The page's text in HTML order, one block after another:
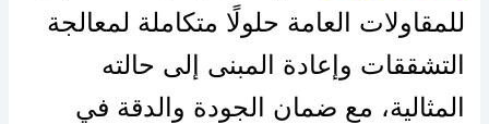
للمقاولات العامة حلولًا متكاملة لمعالجة
التشققات وإعادة المبنى إلى حالته
المثالية، مع ضمان الجودة والدقة في